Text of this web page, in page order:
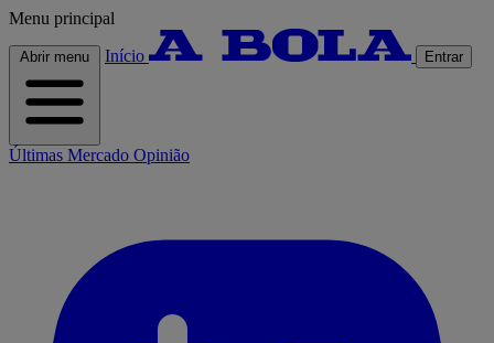
Menu principal
Abrir menu Início Entrar
Últimas Mercado Opinião